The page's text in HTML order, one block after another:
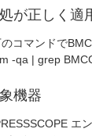
が正しく適
のコマンドで
-qa | grep
機器
エ